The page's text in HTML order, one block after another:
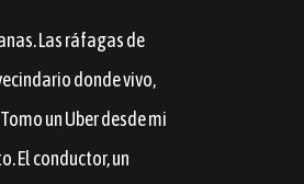
Las ráfagas de
donde vivo,
un Uber desde mi
El conductor, un